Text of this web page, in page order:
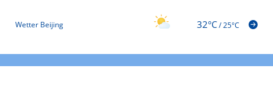
Wetter Beijing 32°C/25°C